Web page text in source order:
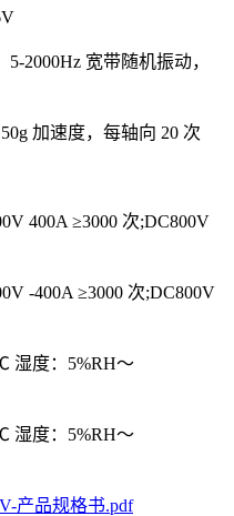
2000Hz 宽带随机振动，
加速度，每轴向 20 次
400A ≥3000 次;DC800V
-400A ≥3000 次;DC800V
湿度：5%RH～
湿度：5%RH～
产品规格书.pdf